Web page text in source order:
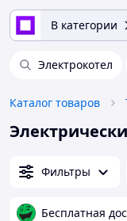
В категории
Электрокотел
Каталог товаров
Фильтры
Бесплатная